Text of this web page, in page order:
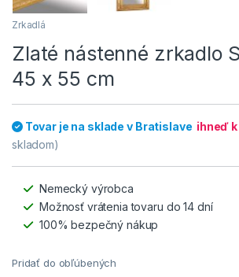
Zrkadlá
Zlaté nástenné zrkadlo
45 x 55 cm
Tovar je na sklade v Bratislave ihneď
skladom)
Nemecký výrobca
Možnosť vrátenia tovaru do 14 dní
100% bezpečný nákup
Pridať do obľúbených